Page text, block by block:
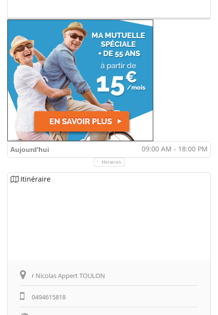
Aujourd'hui 09:00 AM - 18:00 PM
Horaires
Itinéraire
r Nicolas Appert TOULON
0494615818